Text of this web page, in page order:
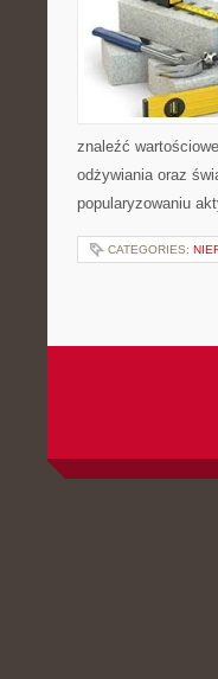
znaleźć
odżywiania oraz
popularyzowaniu
CATEGORIES: